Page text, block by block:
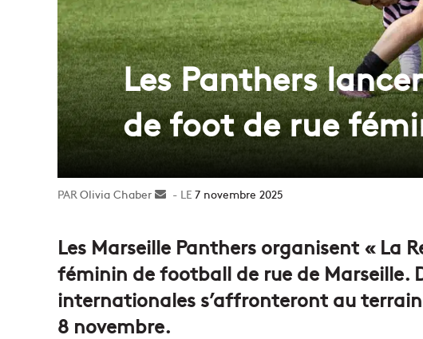
Les Panthers
de foot de rue
Olivia Chaber
Envoyer7 novembre 2025
Les Marseille Panthers organisent « La
féminin de football de rue de Marseille.
internationales s’affronteront au
8 novembre.